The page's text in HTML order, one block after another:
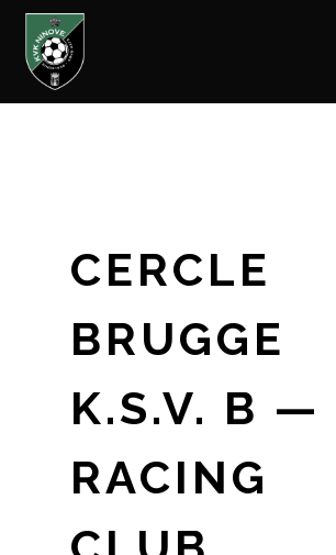
Skip
CERCLE
BRUGGE
K.S.V. B —
RACING